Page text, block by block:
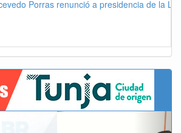
Porras renunció a presidencia de la
Next